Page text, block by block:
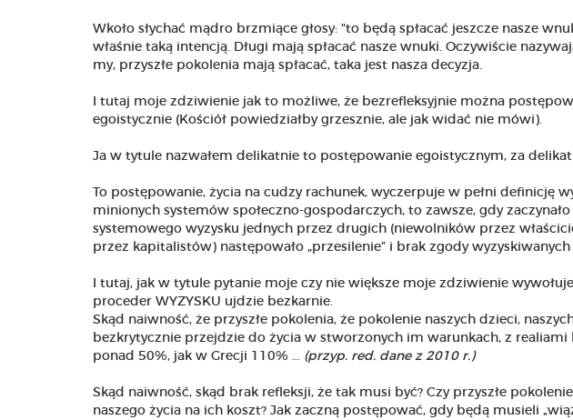
Wkoło słychać mądro brzmiące głosy: "to będą spłacać jeszcze nasze
właśnie taką intencją. Długi mają spłacać nasze wnuki. Oczywiście
my, przyszłe pokolenia mają spłacać, taka jest nasza decyzja.
I tutaj moje zdziwienie jak to możliwe, że bezrefleksyjnie można
egoistycznie (Kościół powiedziałby grzesznie, ale jak widać nie mówi).
Ja w tytule nazwałem delikatnie to postępowanie egoistycznym, za
To postępowanie, życia na cudzy rachunek, wyczerpuje w pełni definicję
minionych systemów społeczno-gospodarczych, to zawsze, gdy
systemowego wyzysku jednych przez drugich (niewolników przez
przez kapitalistów) następowało „przesilenie” i brak zgody wyzyskiwanych
I tutaj, jak w tytule pytanie moje czy nie większe moje zdziwienie
proceder WYZYSKU ujdzie bezkarnie.
Skąd naiwność, że przyszłe pokolenia, że pokolenie naszych dzieci,
bezkrytycznie przejdzie do życia w stworzonych im warunkach, z
ponad 50%, jak w Grecji 110% … (przyp. red. dane z 2010 r.)
Skąd naiwność, skąd brak refleksji, że tak musi być? Czy przyszłe
naszego życia na ich koszt? Jak zaczną postępować, gdy będą musieli